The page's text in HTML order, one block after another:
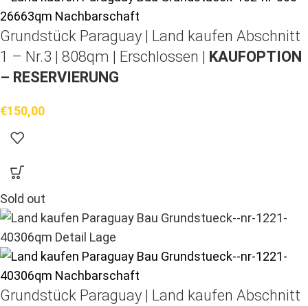
Grundstück Paraguay | Land kaufen Abschnitt
1 – Nr.3 | 808qm | Erschlossen | KAUFOPTION
– RESERVIERUNG
€150,00
Sold out
Grundstück Paraguay | Land kaufen Abschnitt